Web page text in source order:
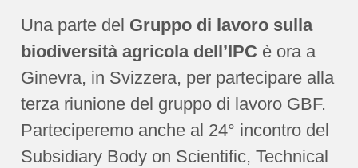
Una parte del Gruppo di lavoro sulla
biodiversità agricola dell’IPC è ora a
Ginevra, in Svizzera, per partecipare alla
terza riunione del gruppo di lavoro GBF.
Parteciperemo anche al 24° incontro del
Subsidiary Body on Scientific, Technical